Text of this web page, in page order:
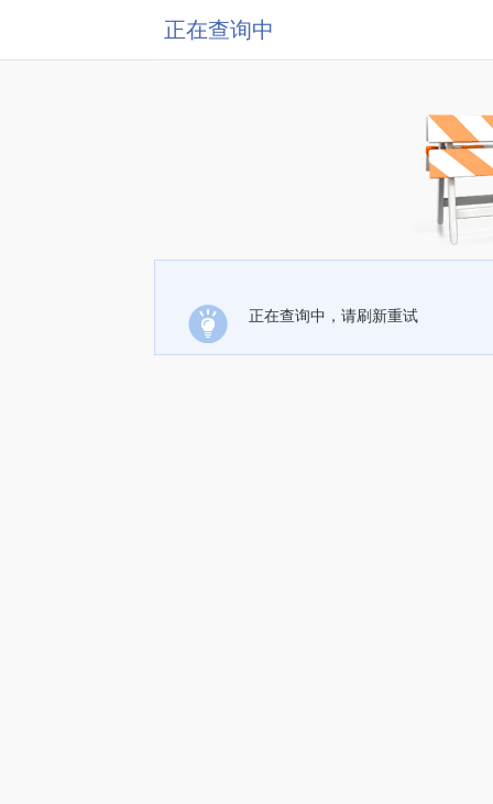
正在查询中
正在查询中，请刷新重试